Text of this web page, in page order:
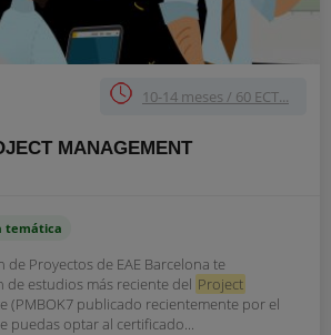
10-14 meses / 60 ECT...
MANAGEMENT
temática
de Proyectos de EAE Barcelona te
estudios más reciente del Project
(PMBOK7 publicado recientemente por el
puedas optar al certificado...